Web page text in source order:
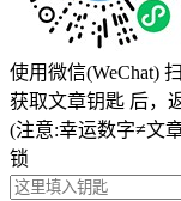
使用微信(WeChat)
获取文章钥匙 后，
(注意:幸运数字≠文
锁